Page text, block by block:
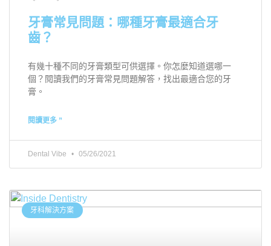
牙膏常見問題：哪種牙膏最適合牙
齒？
有幾十種不同的牙膏類型可供選擇。你怎麼知道選哪一
個？閱讀我們的牙膏常見問題解答，找出最適合您的牙
膏。
閱讀更多 ”
Dental Vibe 05/26/2021
牙科解決方案